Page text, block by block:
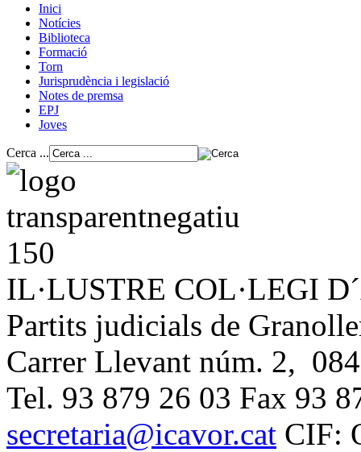
Inici
Notícies
Biblioteca
Formació
Torn
Jurisprudència i legislació
Notes de premsa
EPJ
Joves
Cerca ...
IL·LUSTRE COL·LEGI
Partits judicials de
Carrer Llevant núm. 2,
Tel. 93 879 26 03 Fax 93
secretaria@icavor.cat CIF: